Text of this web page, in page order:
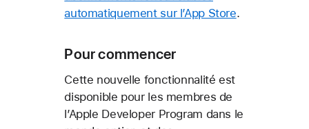
automatiquement sur l’App Store.
Pour commencer
Cette nouvelle fonctionnalité est
disponible pour les membres de
l’Apple Developer Program dans le